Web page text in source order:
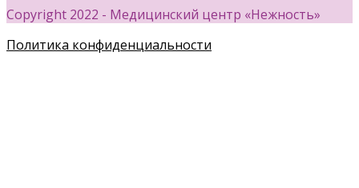
Copyright 2022 - Медицинский центр «Нежность»
Политика конфиденциальности